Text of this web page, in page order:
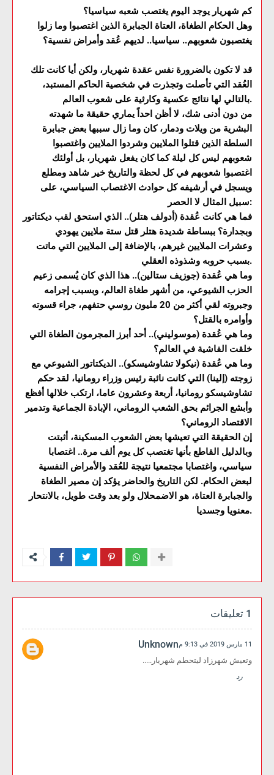
كم شهريار يوجد اليوم يغتصب شعبه سياسيا؟
وهل الحكام الطغاة، العتاة الجبابرة الذين اغتصبوا وما زلوا
يغتصبون شعوبهم.. سياسيا.. لديهم عُقد وأمراض نفسية؟
العُقد التي تأصلت وتجذرت في شخصية الحاكم المستبد،
بالتالي لها نتائج عكسية وكارثية على شعوب العالم.
من دون أدنى شك، لا أظن احداً يماري حقيقة ما شهدته
البشرية من ويلات ودمار، كان وما زال سببها بعض جبابرة
السلطة الذين قتلوا الملايين وشردوا الملايين واغتصبوا
شعوبهم ليس كل ليلة كما كان يفعل شهريار، بل أولئك
اغتصبوا شعوبهم في كل لحظة والتاريخ خير شاهد ومطلع
ويسجل في أرشيفه كل حوادث الاغتصاب السياسي، على
سبيل المثال لا الحصر:
فما هي كانت عُقدة (أدولف هتلر).. الذي استحق لقب ديكتاتور
وبجدارة؟ ببساطة شديدة هتلر قتل ستة ملايين يهودي
وعشرات الملايين غيرهم، بالإضافة إلى الملايين التي ماتت
بسبب حروبه وشذوذه العقلي.
وما هي عُقدة (جوزيف ستالين).. هذا الذي كان يُسمى زعيم
الحزب الشيوعي، من أشهر طغاة العالم، وبسبب إجرامه
وجبروته لقي أكثر من 20 مليون روسي حتفهم، جراء قسوته
وأوامره بالقتل؟
وما هي عُقدة (موسوليني).. أحد أبرز المجرمون الطغاة التي
خلقت الفاشية في العالم؟
وما هي عُقدة (نيكولا تشاوشيسكو).. الديكتاتور الشيوعي مع
زوجته (إلينا) التي كانت نائبة رئيس وزراء رومانيا، لقد حكم
تشاوشيسكو رومانيا، أربعة وعشرون عاما، ارتكب خلالها أفظع
وأبشع الجرائم بحق الشعب الروماني، الإبادة الجماعية وتدمير
الاقتصاد الروماني؟
إن الحقيقة التي تعيشها بعض الشعوب المسكينة، أثبتت
وبالدليل القاطع بأنها تغتصب كل يوم ألف مرة.. اغتصابا
سياسي، واغتصابا مجتمعيا نتيجة للعُقد والأمراض النفسية
لبعض الحكام. لكن التاريخ والحاضر يؤكد إن مصير الطغاة
والجبابرة العتاة، هو الاضمحلال ولو بعد وقت طويل، بالانتحار
معنويا وجسديا.
1 تعليقات
Unknown 11 مارس 2019 في 9:13 م
وتعيش شهرزاد ليتحطم شهريار.....
رد